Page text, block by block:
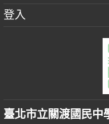
登入
臺北市立關渡國民中